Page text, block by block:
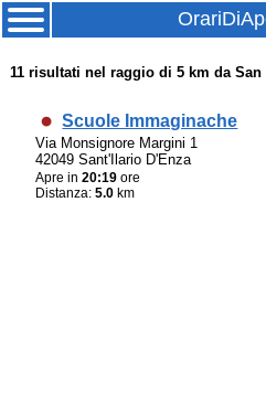
11 risultati nel raggio di 5 km da San
Scuole Immaginache
Via Monsignore Margini 1
42049 Sant'Ilario D'Enza
Apre in20:19 ore
Distanza:5.0 km